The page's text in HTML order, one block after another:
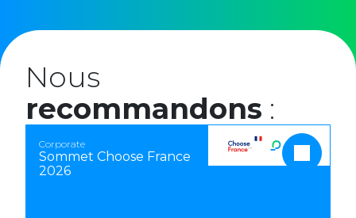
Nous
recommandons :
Corporate
Sommet Choose France
2026